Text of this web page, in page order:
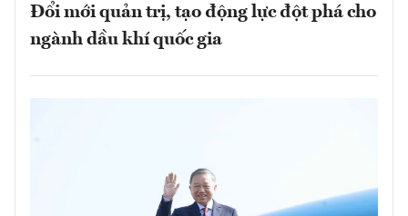
Đổi mới quản trị, tạo động lực đột phá cho
ngành dầu khí quốc gia